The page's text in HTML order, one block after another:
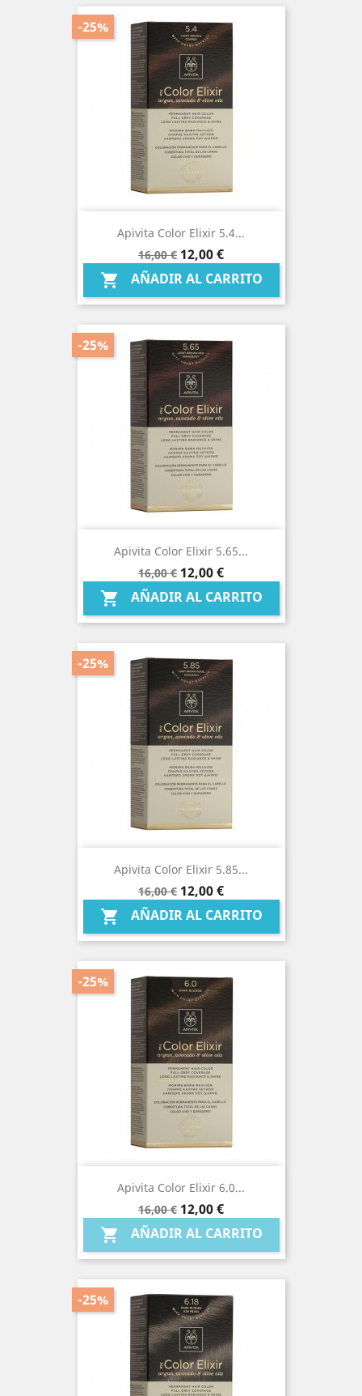
Apivita Color Elixir 5.4...
Precio
base
16,00 €
-25%
Precio
12,00 €
 AÑADIR AL CARRITO
Apivita Color Elixir 5.65...
Precio
base
16,00 €
-25%
Precio
12,00 €
 AÑADIR AL CARRITO
Apivita Color Elixir 5.85...
Precio
base
16,00 €
-25%
Precio
12,00 €
 AÑADIR AL CARRITO
Apivita Color Elixir 6.0...
Precio
base
16,00 €
-25%
Precio
12,00 €
 AÑADIR AL CARRITO
-25%